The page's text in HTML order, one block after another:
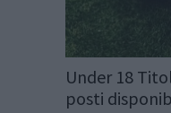
Under 18
posti